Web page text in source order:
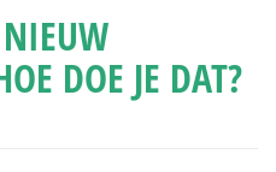
DOE JE DAT?